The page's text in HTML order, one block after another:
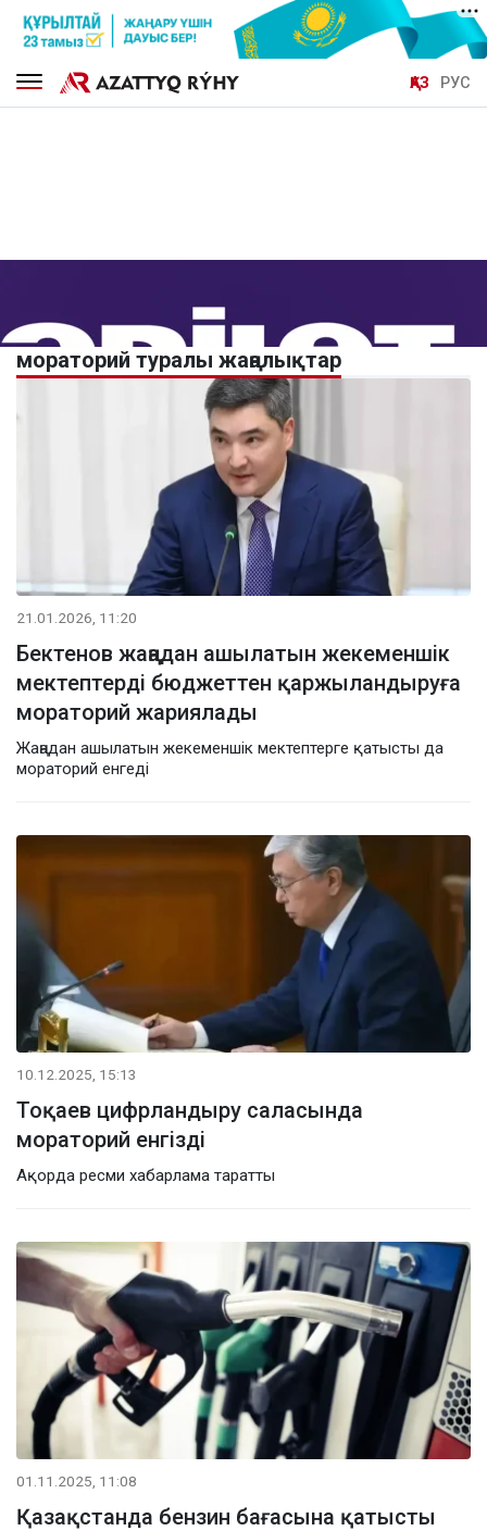
ҚАЗ РУС
мораторий туралы жаңалықтар
21.01.2026, 11:20
Бектенов жаңадан ашылатын жекеменшік
мектептерді бюджеттен қаржыландыруға
мораторий жариялады
Жаңадан ашылатын жекеменшік мектептерге қатысты да
мораторий енгеді
10.12.2025, 15:13
Тоқаев цифрландыру саласында
мораторий енгізді
Ақорда ресми хабарлама таратты
01.11.2025, 11:08
Қазақстанда бензин бағасына қатысты